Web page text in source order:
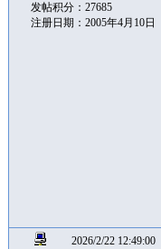
发帖积分：27685
注册日期：2005年4月10日
2026/2/22 12:49:00